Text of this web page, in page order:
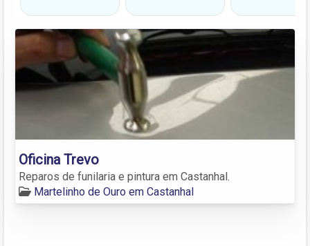
Oficina Trevo
Reparos de funilaria e pintura em Castanhal.
Martelinho de Ouro em Castanhal